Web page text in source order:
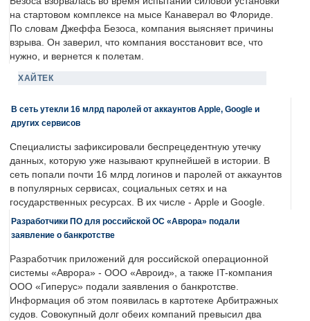
на стартовом комплексе на мысе Канаверал во Флориде.
По словам Джеффа Безоса, компания выясняет причины
взрыва. Он заверил, что компания восстановит все, что
нужно, и вернется к полетам.
ХАЙТЕК
В сеть утекли 16 млрд паролей от аккаунтов Apple, Google и
других сервисов
Специалисты зафиксировали беспрецедентную утечку
данных, которую уже называют крупнейшей в истории. В
сеть попали почти 16 млрд логинов и паролей от аккаунтов
в популярных сервисах, социальных сетях и на
государственных ресурсах. В их числе - Apple и Google.
Разработчики ПО для российской ОС «Аврора» подали
заявление о банкротстве
Разработчик приложений для российской операционной
системы «Аврора» - ООО «Авроид», а также IT-компания
ООО «Гиперус» подали заявления о банкротстве.
Информация об этом появилась в картотеке Арбитражных
судов. Совокупный долг обеих компаний превысил два